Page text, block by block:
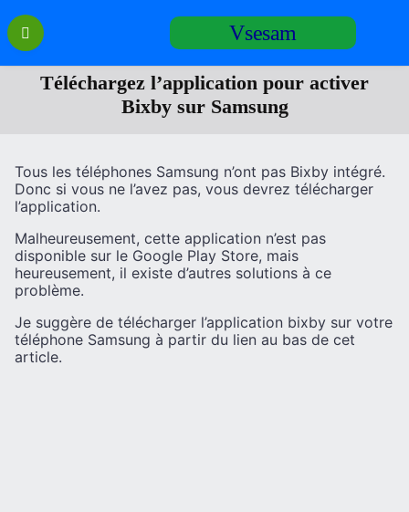
Перейти
содержанию
Vsesam
Téléchargez l’application pour activer
Bixby sur Samsung
Tous les téléphones Samsung n’ont pas Bixby intégré.
Donc si vous ne l’avez pas, vous devrez télécharger
l’application.
Malheureusement, cette application n’est pas
disponible sur le Google Play Store, mais
heureusement, il existe d’autres solutions à ce
problème.
Je suggère de télécharger l’application bixby sur votre
téléphone Samsung à partir du lien au bas de cet
article.